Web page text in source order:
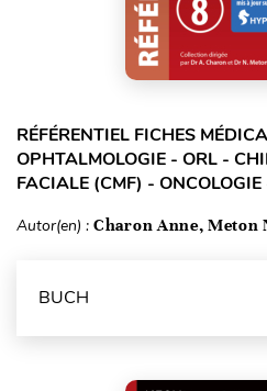
RÉFÉRENTIEL FICHES
OPHTALMOLOGIE - ORL -
FACIALE (CMF) -
Autor(en) : Charon Anne, Meton
BUCH